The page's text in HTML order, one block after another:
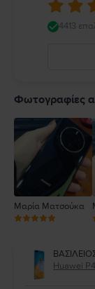
4413
Φωτογραφίες
Μαρία Ματσούκα
Huawei